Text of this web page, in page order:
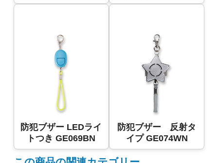
防犯ブザー LEDライ
トつき GE069BN
防犯ブザー 反射タ
イプ GE074WN